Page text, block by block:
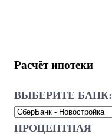
Расчёт ипотеки
ВЫБЕРИТЕ БАНК:
ПРОЦЕНТНАЯ